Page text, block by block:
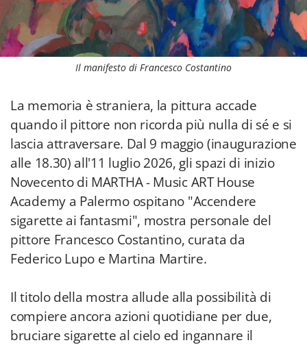
Il manifesto di Francesco Costantino
La memoria è straniera, la pittura accade
quando il pittore non ricorda più nulla di sé e si
lascia attraversare. Dal 9 maggio (inaugurazione
alle 18.30) all'11 luglio 2026, gli spazi di inizio
Novecento di MARTHA - Music ART House
Academy a Palermo ospitano "Accendere
sigarette ai fantasmi", mostra personale del
pittore Francesco Costantino, curata da
Federico Lupo e Martina Martire.
Il titolo della mostra allude alla possibilità di
compiere ancora azioni quotidiane per due,
bruciare sigarette al cielo ed ingannare il